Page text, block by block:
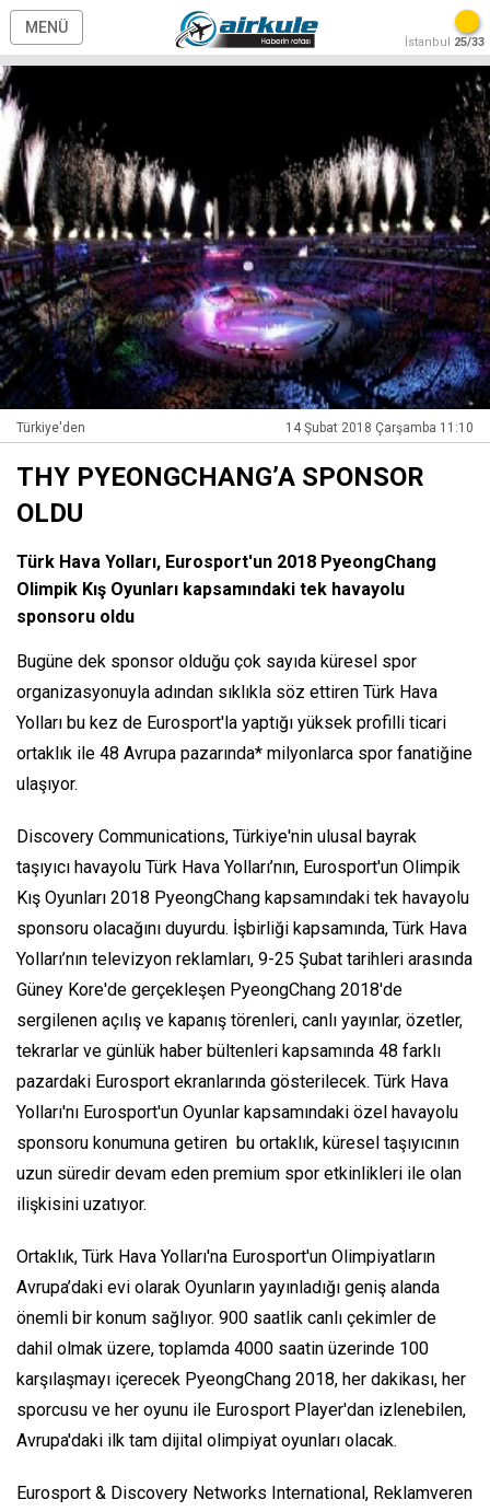
MENÜ
İstanbul 25/33
Türkiye'den 14 Şubat 2018 Çarşamba 11:10
THY PYEONGCHANG’A SPONSOR
OLDU
Türk Hava Yolları, Eurosport'un 2018 PyeongChang
Olimpik Kış Oyunları kapsamındaki tek havayolu
sponsoru oldu
Bugüne dek sponsor olduğu çok sayıda küresel spor
organizasyonuyla adından sıklıkla söz ettiren Türk Hava
Yolları bu kez de Eurosport'la yaptığı yüksek profilli ticari
ortaklık ile 48 Avrupa pazarında* milyonlarca spor fanatiğine
ulaşıyor.
Discovery Communications, Türkiye'nin ulusal bayrak
taşıyıcı havayolu Türk Hava Yolları’nın, Eurosport'un Olimpik
Kış Oyunları 2018 PyeongChang kapsamındaki tek havayolu
sponsoru olacağını duyurdu. İşbirliği kapsamında, Türk Hava
Yolları’nın televizyon reklamları, 9-25 Şubat tarihleri arasında
Güney Kore'de gerçekleşen PyeongChang 2018'de
sergilenen açılış ve kapanış törenleri, canlı yayınlar, özetler,
tekrarlar ve günlük haber bültenleri kapsamında 48 farklı
pazardaki Eurosport ekranlarında gösterilecek. Türk Hava
Yolları'nı Eurosport'un Oyunlar kapsamındaki özel havayolu
sponsoru konumuna getiren bu ortaklık, küresel taşıyıcının
uzun süredir devam eden premium spor etkinlikleri ile olan
ilişkisini uzatıyor.
Ortaklık, Türk Hava Yolları'na Eurosport'un Olimpiyatların
Avrupa’daki evi olarak Oyunların yayınladığı geniş alanda
önemli bir konum sağlıyor. 900 saatlik canlı çekimler de
dahil olmak üzere, toplamda 4000 saatin üzerinde 100
karşılaşmayı içerecek PyeongChang 2018, her dakikası, her
sporcusu ve her oyunu ile Eurosport Player'dan izlenebilen,
Avrupa'daki ilk tam dijital olimpiyat oyunları olacak.
Eurosport & Discovery Networks International, Reklamveren